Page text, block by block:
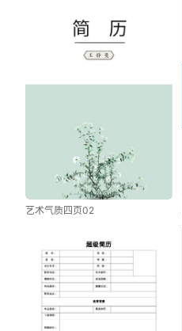
艺术气质四页02